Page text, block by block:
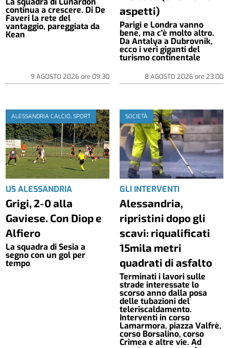
continua a crescere. Di De
Faveri la rete del
vantaggio, pareggiata da
Kean
9 AGOSTO 2026ore 09:30
aspetti)
Parigi e Londra vanno
bene, ma c'è molto altro.
Da Antalya a Dubrovnik,
ecco i veri giganti del
turismo continentale
8 AGOSTO 2026ore 23:00
ALESSANDRIA CALCIO, SPORT
US ALESSANDRIA
Grigi, 2-0 alla
Gaviese. Con Diop e
Alfiero
La squadra di Sesia a
segno con un gol per
tempo
SOCIETÀ
GLI INTERVENTI
Alessandria,
ripristini dopo gli
scavi: riqualificati
15mila metri
quadrati di asfalto
Terminati i lavori sulle
strade interessate lo
scorso anno dalla posa
delle tubazioni del
teleriscaldamento.
Interventi in corso
Lamarmora, piazza Valfrè,
corso Borsalino, corso
Crimea e altre vie. Ad